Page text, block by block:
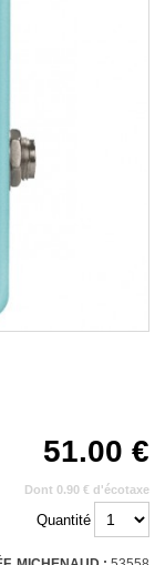
51.00
Dont 0.90 € d'écotaxe
Quantité